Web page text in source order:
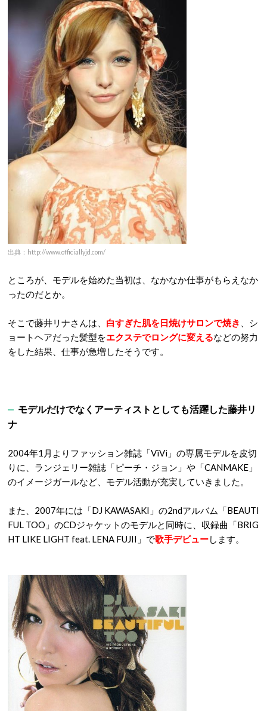
出典：http://www.officiallyjd.com/
ところが、モデルを始めた当初は、なかなか仕事がもらえなか
ったのだとか。
そこで藤井リナさんは、 白すぎた肌を日焼けサロンで焼き
、シ
ョートヘアだった髪型をエクステでロングに変えるなどの努力
をした結果、仕事が急増したそうです。
モデルだけでなくアーティストとしても活躍した藤井リ
ナ
2004年1月よりファッション雑誌「ViVi」の専属モデルを皮切
りに、ランジェリー雑誌「ピーチ・ジョン」や「CANMAKE」
のイメージガールなど、モデル活動が充実していきました。
また、2007年には「DJ KAWASAKI」の2ndアルバム「BEAUTI
FUL TOO」のCDジャケットのモデルと同時に、収録曲「BRIG
HT LIKE LIGHT feat. LENA FUJII」で歌手デビューします。